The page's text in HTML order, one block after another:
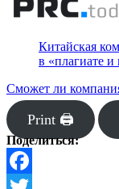
Китайская
в «плагиате и
Сможет ли
Print 🖨
Поделиться:
Facebook